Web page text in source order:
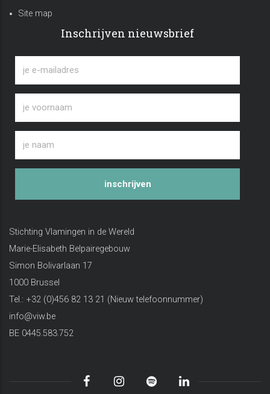
Site map
Inschrijven nieuwsbrief
inschrijven
Stichting Vlamingen in de Wereld
Marie-Elisabeth Belpairegebouw
Simon Bolivarlaan 17
1000 Brussel
Tel.: +32 (0)456 82 13 21 (Nieuw telefoonnummer)
info@viw.be
BE 0445.583.752